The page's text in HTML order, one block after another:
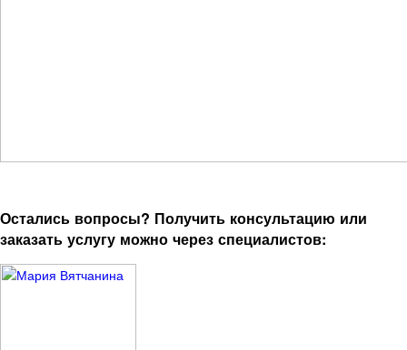
Остались вопросы? Получить консультацию или
заказать услугу можно через специалистов: